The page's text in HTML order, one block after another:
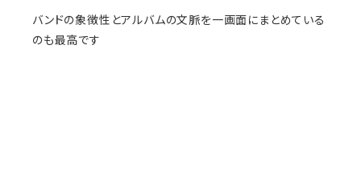
バンドの象徴性とアルバムの文脈を一画面にまとめている
のも最高です